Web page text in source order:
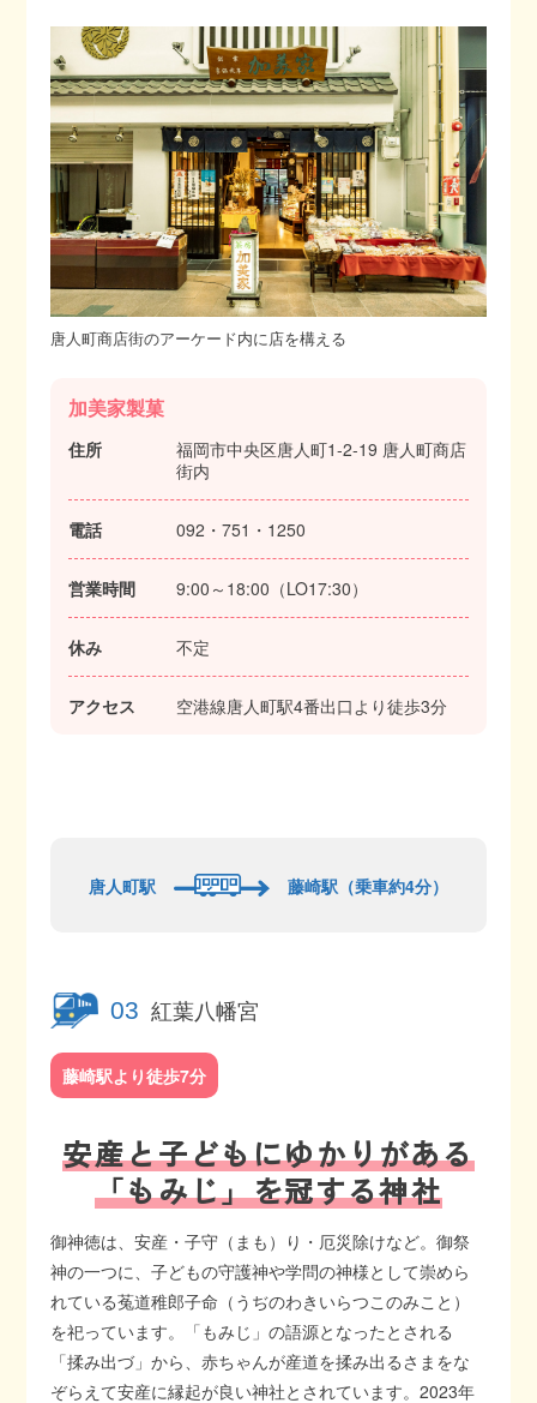
唐人町商店街のアーケード内に店を構える
加美家製菓
住所
福岡市中央区唐人町1-2-19 唐人町商店
街内
電話 092・751・1250
営業時間 9:00～18:00（LO17:30）
休み 不定
アクセス 空港線唐人町駅4番出口より徒歩3分
唐人町駅 藤崎駅（乗車約4分）
03 紅葉八幡宮
藤崎駅より徒歩7分
安産と子どもにゆかりがある
「もみじ」を冠する神社
御神徳は、安産・子守（まも）り・厄災除けなど。御祭
神の一つに、子どもの守護神や学問の神様として崇めら
れている菟道稚郎子命（うぢのわきいらつこのみこと）
を祀っています。「もみじ」の語源となったとされる
「揉み出づ」から、赤ちゃんが産道を揉み出るさまをな
ぞらえて安産に縁起が良い神社とされています。2023年